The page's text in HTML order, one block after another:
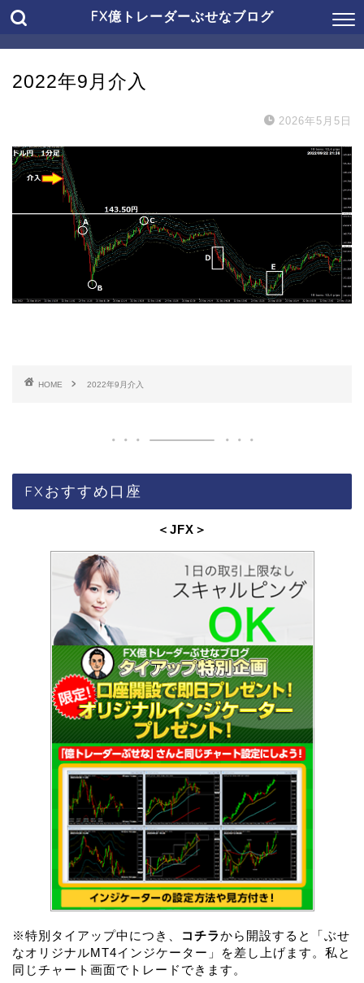
FX億トレーダーぶせなブログ
2022年9月介入
2026年5月5日
HOME 2022年9月介入
FXおすすめ口座
＜JFX ＞
※特別タイアップ中につき、 コチラから開設すると「ぶせ
なオリジナルMT4インジケーター」を差し上げます。私と
同じチャート画面でトレードできます。